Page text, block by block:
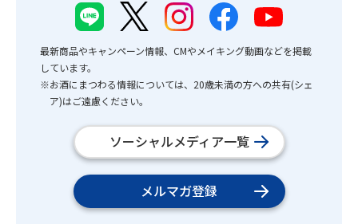
最新商品やキャンペーン情報、CMやメイキング動画などを掲載
しています。
※お酒にまつわる情報については、20歳未満の方への共有(シェ
ア)はご遠慮ください。
ソーシャルメディア一覧
メルマガ登録